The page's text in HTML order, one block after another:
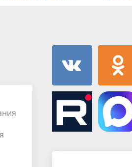
Объявления
гражданами
имуществе, обязательствах
имущественного характера